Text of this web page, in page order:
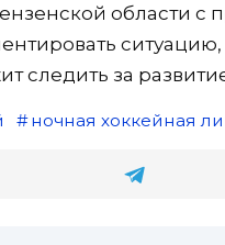
области с
ситуацию,
следить за
ночная хоккейная